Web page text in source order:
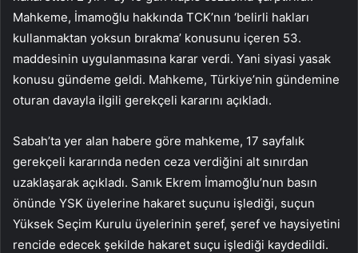
Mahkeme, İmamoğlu hakkında TCK’nın ‘belirli hakları
kullanmaktan yoksun bırakma’ konusunu içeren 53.
maddesinin uygulanmasına karar verdi. Yani siyasi yasak
konusu gündeme geldi. Mahkeme, Türkiye’nin gündemine
oturan davayla ilgili gerekçeli kararını açıkladı.
Sabah’ta yer alan habere göre mahkeme, 17 sayfalık
gerekçeli kararında neden ceza verdiğini alt sınırdan
uzaklaşarak açıkladı. Sanık Ekrem İmamoğlu’nun basın
önünde YSK üyelerine hakaret suçunu işlediği, suçun
Yüksek Seçim Kurulu üyelerinin şeref, şeref ve haysiyetini
rencide edecek şekilde hakaret suçu işlediği kaydedildi.